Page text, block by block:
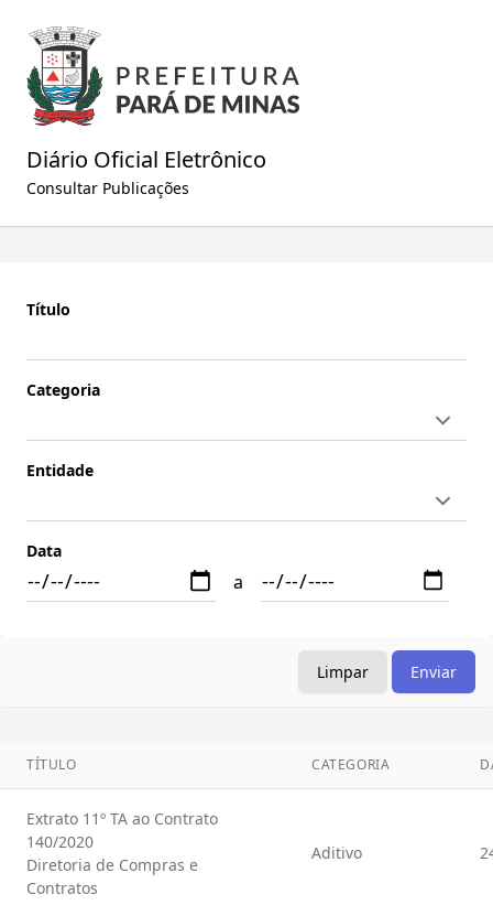
Diário Oficial Eletrônico
Consultar Publicações
Título
Categoria
Entidade
Data
a
Limpar Enviar
TÍTULO CATEGORIA
Extrato 11º TA ao Contrato
140/2020
Diretoria de Compras e
Contratos
Aditivo